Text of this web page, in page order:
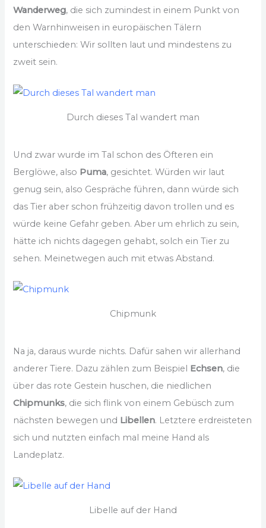
Wanderweg, die sich zumindest in einem Punkt von
den Warnhinweisen in europäischen Tälern
unterschieden: Wir sollten laut und mindestens zu
zweit sein.
Durch dieses Tal wandert man
Und zwar wurde im Tal schon des Öfteren ein
Berglöwe, also Puma, gesichtet. Würden wir laut
genug sein, also Gespräche führen, dann würde sich
das Tier aber schon frühzeitig davon trollen und es
würde keine Gefahr geben. Aber um ehrlich zu sein,
hätte ich nichts dagegen gehabt, solch ein Tier zu
sehen. Meinetwegen auch mit etwas Abstand.
Chipmunk
Na ja, daraus wurde nichts. Dafür sahen wir allerhand
anderer Tiere. Dazu zählen zum Beispiel Echsen, die
über das rote Gestein huschen, die niedlichen
Chipmunks, die sich flink von einem Gebüsch zum
nächsten bewegen und Libellen. Letztere erdreisteten
sich und nutzten einfach mal meine Hand als
Landeplatz.
Libelle auf der Hand